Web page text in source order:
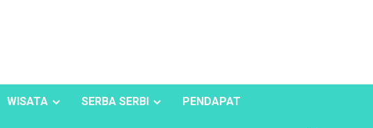
WISATA SERBA SERBI PENDAPAT